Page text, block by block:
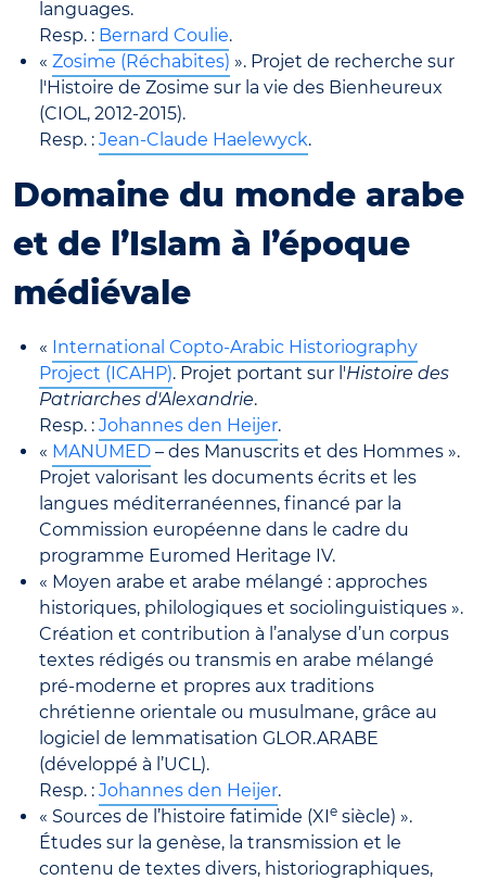
languages.
Resp. : Bernard Coulie.
« Zosime (Réchabites) ». Projet de recherche sur
l'Histoire de Zosime sur la vie des Bienheureux
(CIOL, 2012-2015).
Resp. : Jean-Claude Haelewyck.
Domaine du monde arabe
et de l’Islam à l’époque
médiévale
« International Copto-Arabic Historiography
Project (ICAHP). Projet portant sur l'Histoire des
Patriarches d'Alexandrie.
Resp. : Johannes den Heijer.
« MANUMED – des Manuscrits et des Hommes ».
Projet valorisant les documents écrits et les
langues méditerranéennes, financé par la
Commission européenne dans le cadre du
programme Euromed Heritage IV.
« Moyen arabe et arabe mélangé : approches
historiques, philologiques et sociolinguistiques ».
Création et contribution à l’analyse d’un corpus
textes rédigés ou transmis en arabe mélangé
pré-moderne et propres aux traditions
chrétienne orientale ou musulmane, grâce au
logiciel de lemmatisation GLOR.ARABE
(développé à l’UCL).
Resp. : Johannes den Heijer.
« Sources de l’histoire fatimide (XIe siècle) ».
Études sur la genèse, la transmission et le
contenu de textes divers, historiographiques,